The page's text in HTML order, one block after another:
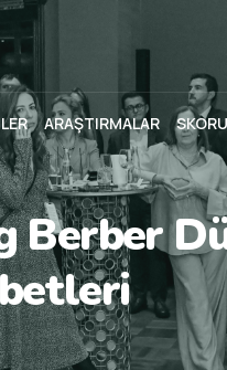
ARAŞTIRMALAR
Berber